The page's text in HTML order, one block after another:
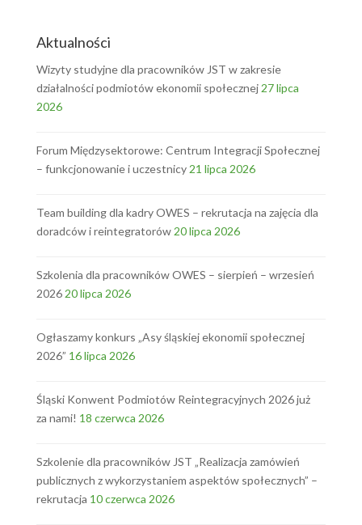
Aktualności
Wizyty studyjne dla pracowników JST w zakresie
działalności podmiotów ekonomii społecznej 27 lipca
2026
Forum Międzysektorowe: Centrum Integracji Społecznej
– funkcjonowanie i uczestnicy 21 lipca 2026
Team building dla kadry OWES – rekrutacja na zajęcia dla
doradców i reintegratorów 20 lipca 2026
Szkolenia dla pracowników OWES – sierpień – wrzesień
2026 20 lipca 2026
Ogłaszamy konkurs „Asy śląskiej ekonomii społecznej
2026” 16 lipca 2026
Śląski Konwent Podmiotów Reintegracyjnych 2026 już
za nami! 18 czerwca 2026
Szkolenie dla pracowników JST „Realizacja zamówień
publicznych z wykorzystaniem aspektów społecznych” –
rekrutacja 10 czerwca 2026